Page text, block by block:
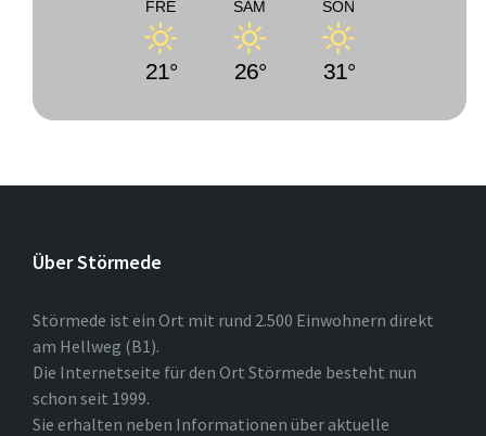
FRE
21°
SAM
26°
SON
31°
Über Störmede
Störmede ist ein Ort mit rund 2.500 Einwohnern direkt
am Hellweg (B1).
Die Internetseite für den Ort Störmede besteht nun
schon seit 1999.
Sie erhalten neben Informationen über aktuelle